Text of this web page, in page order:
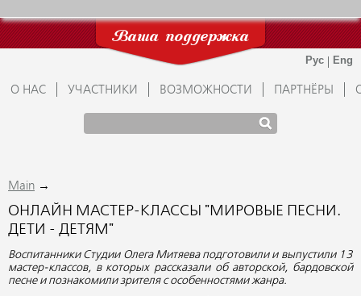
Ваша поддержка
О НАС УЧАСТНИКИ ВОЗМОЖНОСТИ ПАРТНЁРЫ
Main →
ОНЛАЙН МАСТЕР-КЛАССЫ "МИРОВЫЕ ПЕСНИ.
ДЕТИ - ДЕТЯМ"
Воспитанники Студии Олега Митяева подготовили и выпустили 13
мастер-классов, в которых рассказали об авторской, бардовской
песне и познакомили зрителя с особенностями жанра.